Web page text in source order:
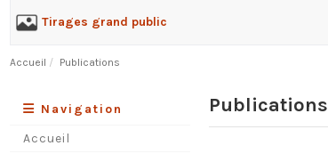
Tirages grand public
Accueil Publications
Publications
Navigation
Accueil